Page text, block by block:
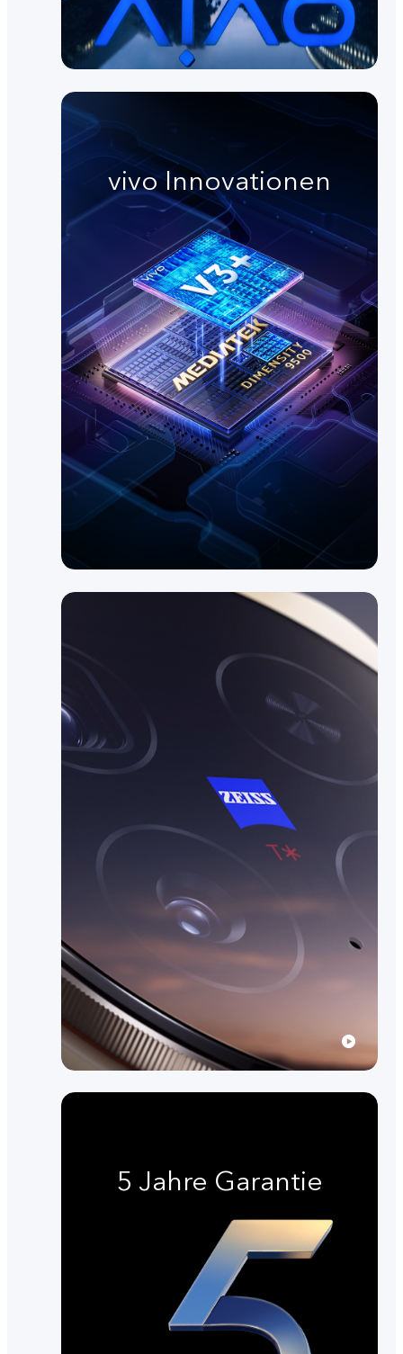
vivo Innovationen
5 Jahre Garantie